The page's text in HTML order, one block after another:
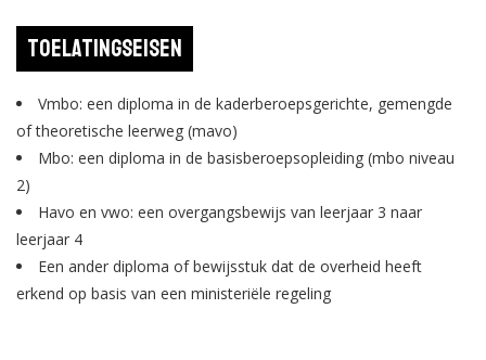
Toelatingseisen
Vmbo: een diploma in de kaderberoepsgerichte, gemengde
of theoretische leerweg (mavo)
Mbo: een diploma in de basisberoepsopleiding (mbo niveau
2)
Havo en vwo: een overgangsbewijs van leerjaar 3 naar
leerjaar 4
Een ander diploma of bewijsstuk dat de overheid heeft
erkend op basis van een ministeriële regeling